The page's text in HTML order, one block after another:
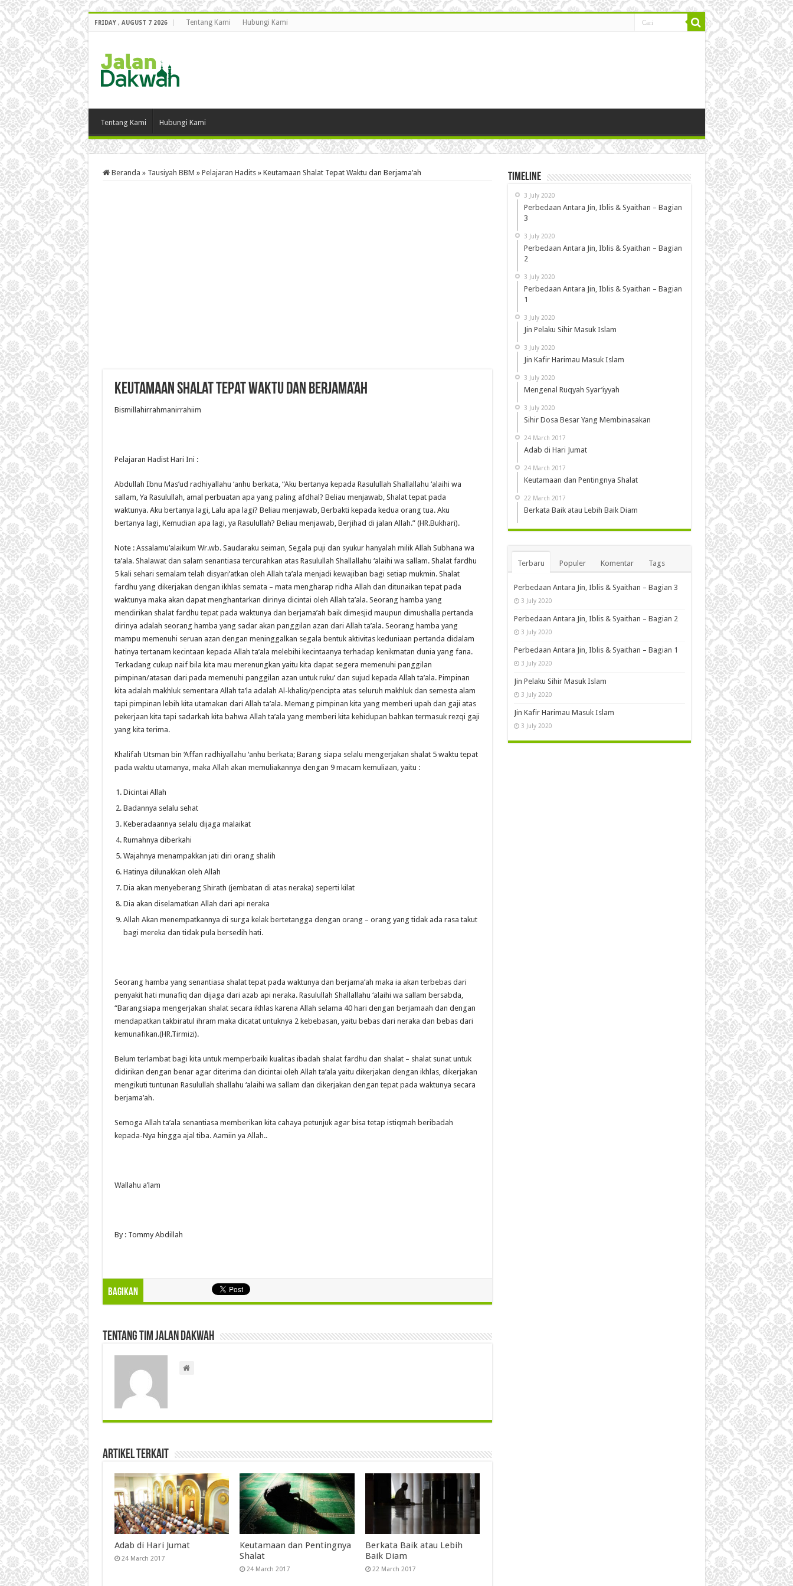
FRIDAY , AUGUST 7 2026 Tentang Kami Hubungi Kami
Tentang Kami Hubungi Kami
Beranda » Tausiyah BBM » Pelajaran Hadits » Keutamaan Shalat Tepat Waktu dan Berjama’ah
Keutamaan Shalat Tepat Waktu dan Berjama’ah
Bismillahirrahmanirrahiim
Pelajaran Hadist Hari Ini :
Abdullah Ibnu Mas’ud radhiyallahu ‘anhu berkata, “Aku bertanya kepada Rasulullah Shallallahu ‘alaihi wa
sallam, Ya Rasulullah, amal perbuatan apa yang paling afdhal? Beliau menjawab, Shalat tepat pada
waktunya. Aku bertanya lagi, Lalu apa lagi? Beliau menjawab, Berbakti kepada kedua orang tua. Aku
bertanya lagi, Kemudian apa lagi, ya Rasulullah? Beliau menjawab, Berjihad di jalan Allah.” (HR.Bukhari).
Note : Assalamu’alaikum Wr.wb. Saudaraku seiman, Segala puji dan syukur hanyalah milik Allah Subhana wa
ta’ala. Shalawat dan salam senantiasa tercurahkan atas Rasulullah Shallallahu ‘alaihi wa sallam. Shalat fardhu
5 kali sehari semalam telah disyari’atkan oleh Allah ta’ala menjadi kewajiban bagi setiap mukmin. Shalat
fardhu yang dikerjakan dengan ikhlas semata – mata mengharap ridha Allah dan ditunaikan tepat pada
waktunya maka akan dapat menghantarkan dirinya dicintai oleh Allah ta’ala. Seorang hamba yang
mendirikan shalat fardhu tepat pada waktunya dan berjama’ah baik dimesjid maupun dimushalla pertanda
dirinya adalah seorang hamba yang sadar akan panggilan azan dari Allah ta’ala. Seorang hamba yang
mampu memenuhi seruan azan dengan meninggalkan segala bentuk aktivitas keduniaan pertanda didalam
hatinya tertanam kecintaan kepada Allah ta’ala melebihi kecintaanya terhadap kenikmatan dunia yang fana.
Terkadang cukup naif bila kita mau merenungkan yaitu kita dapat segera memenuhi panggilan
pimpinan/atasan dari pada memenuhi panggilan azan untuk ruku’ dan sujud kepada Allah ta’ala. Pimpinan
kita adalah makhluk sementara Allah ta’la adalah Al-khaliq/pencipta atas seluruh makhluk dan semesta alam
tapi pimpinan lebih kita utamakan dari Allah ta’ala. Memang pimpinan kita yang memberi upah dan gaji atas
pekerjaan kita tapi sadarkah kita bahwa Allah ta’ala yang memberi kita kehidupan bahkan termasuk rezqi gaji
yang kita terima.
Khalifah Utsman bin ‘Affan radhiyallahu ‘anhu berkata; Barang siapa selalu mengerjakan shalat 5 waktu tepat
pada waktu utamanya, maka Allah akan memuliakannya dengan 9 macam kemuliaan, yaitu :
Dicintai Allah
Badannya selalu sehat
Keberadaannya selalu dijaga malaikat
Rumahnya diberkahi
Wajahnya menampakkan jati diri orang shalih
Hatinya dilunakkan oleh Allah
Dia akan menyeberang Shirath (jembatan di atas neraka) seperti kilat
Dia akan diselamatkan Allah dari api neraka
Allah Akan menempatkannya di surga kelak bertetangga dengan orang – orang yang tidak ada rasa takut
bagi mereka dan tidak pula bersedih hati.
Seorang hamba yang senantiasa shalat tepat pada waktunya dan berjama’ah maka ia akan terbebas dari
penyakit hati munafiq dan dijaga dari azab api neraka. Rasulullah Shallallahu ‘alaihi wa sallam bersabda,
“Barangsiapa mengerjakan shalat secara ikhlas karena Allah selama 40 hari dengan berjamaah dan dengan
mendapatkan takbiratul ihram maka dicatat untuknya 2 kebebasan, yaitu bebas dari neraka dan bebas dari
kemunafikan.(HR.Tirmizi).
Belum terlambat bagi kita untuk memperbaiki kualitas ibadah shalat fardhu dan shalat – shalat sunat untuk
didirikan dengan benar agar diterima dan dicintai oleh Allah ta’ala yaitu dikerjakan dengan ikhlas, dikerjakan
mengikuti tuntunan Rasulullah shallahu ‘alaihi wa sallam dan dikerjakan dengan tepat pada waktunya secara
berjama’ah.
Semoga Allah ta’ala senantiasa memberikan kita cahaya petunjuk agar bisa tetap istiqmah beribadah
kepada-Nya hingga ajal tiba. Aamiin ya Allah..
Wallahu a’lam
By : Tommy Abdillah
Bagikan
Tentang Tim Jalan Dakwah
Artikel Terkait
Adab di Hari Jumat
24 March 2017
Keutamaan dan Pentingnya
Shalat
24 March 2017
Berkata Baik atau Lebih
Baik Diam
22 March 2017
Timeline
3 July 2020
Perbedaan Antara Jin, Iblis & Syaithan – Bagian
3
3 July 2020
Perbedaan Antara Jin, Iblis & Syaithan – Bagian
2
3 July 2020
Perbedaan Antara Jin, Iblis & Syaithan – Bagian
1
3 July 2020
Jin Pelaku Sihir Masuk Islam
3 July 2020
Jin Kafir Harimau Masuk Islam
3 July 2020
Mengenal Ruqyah Syar’iyyah
3 July 2020
Sihir Dosa Besar Yang Membinasakan
24 March 2017
Adab di Hari Jumat
24 March 2017
Keutamaan dan Pentingnya Shalat
22 March 2017
Berkata Baik atau Lebih Baik Diam
Terbaru Populer Komentar Tags
Perbedaan Antara Jin, Iblis & Syaithan – Bagian 3
3 July 2020
Perbedaan Antara Jin, Iblis & Syaithan – Bagian 2
3 July 2020
Perbedaan Antara Jin, Iblis & Syaithan – Bagian 1
3 July 2020
Jin Pelaku Sihir Masuk Islam
3 July 2020
Jin Kafir Harimau Masuk Islam
3 July 2020